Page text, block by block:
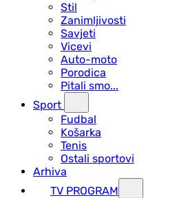
Stil
Zanimljivosti
Savjeti
Vicevi
Auto-moto
Porodica
Pitali smo...
Sport
Fudbal
Košarka
Tenis
Ostali sportovi
Arhiva
TV PROGRAM